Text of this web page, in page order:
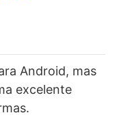
Android, mas
excelente